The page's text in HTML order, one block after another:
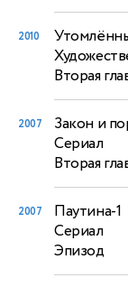
2010
Вторая
2007 Закон и
Сериал
Вторая
2007
Паутина-1
Сериал
Эпизод